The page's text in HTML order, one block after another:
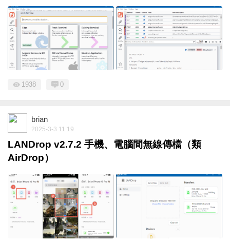
1938 0
brian
2025-3-3 11:19
LANDrop v2.7.2 手機、電腦間無線傳檔（類
AirDrop）